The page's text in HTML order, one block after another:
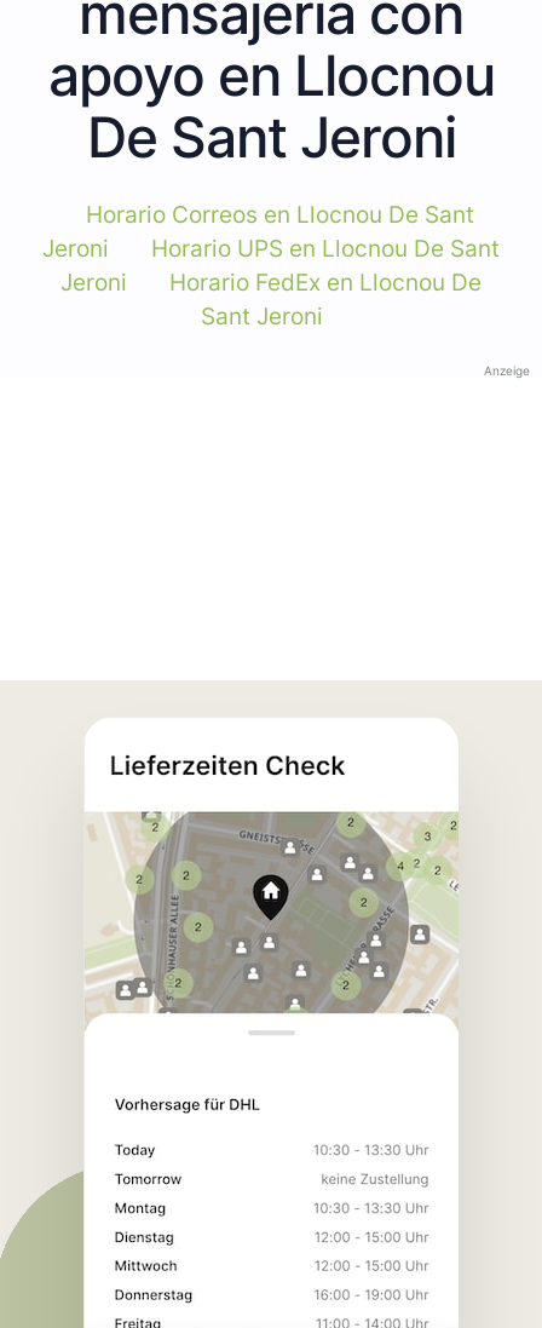
apoyo en Llocnou
De Sant Jeroni
Horario Correos en Llocnou De Sant
Jeroni
Horario UPS en Llocnou De Sant
Jeroni
Horario FedEx en Llocnou De
Sant Jeroni
Anzeige